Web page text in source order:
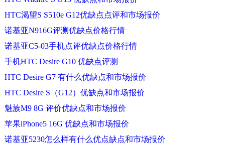
HTC渴望S S510e G12优缺点点评和市场报价
诺基亚N916G评测优缺点价格行情
诺基亚C5-03手机点评优缺点价格行情
手机HTC Desire G10 优缺点评测
HTC Desire G7 有什么优缺点和市场报价
HTC Desire S（G12）优缺点和市场报价
魅族M9 8G 评价优缺点和市场报价
苹果iPhone5 16G 优缺点和市场报价
诺基亚5230怎么样有什么优点缺点和市场报价